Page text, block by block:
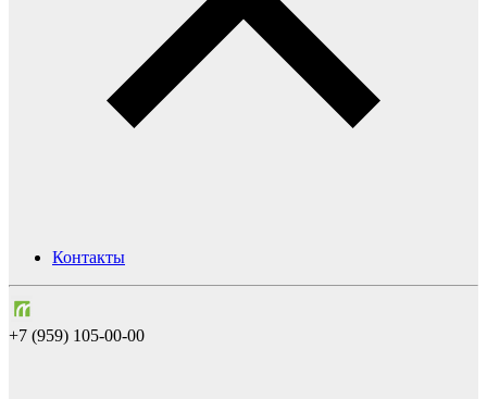
Контакты
+7 (959) 105-00-00